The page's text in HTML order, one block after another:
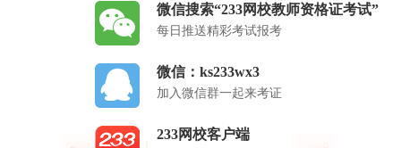
微信搜索“233网校教师资格证考试”
每日推送精彩考试报考
微信：ks233wx3
加入微信群一起来考证
233网校客户端